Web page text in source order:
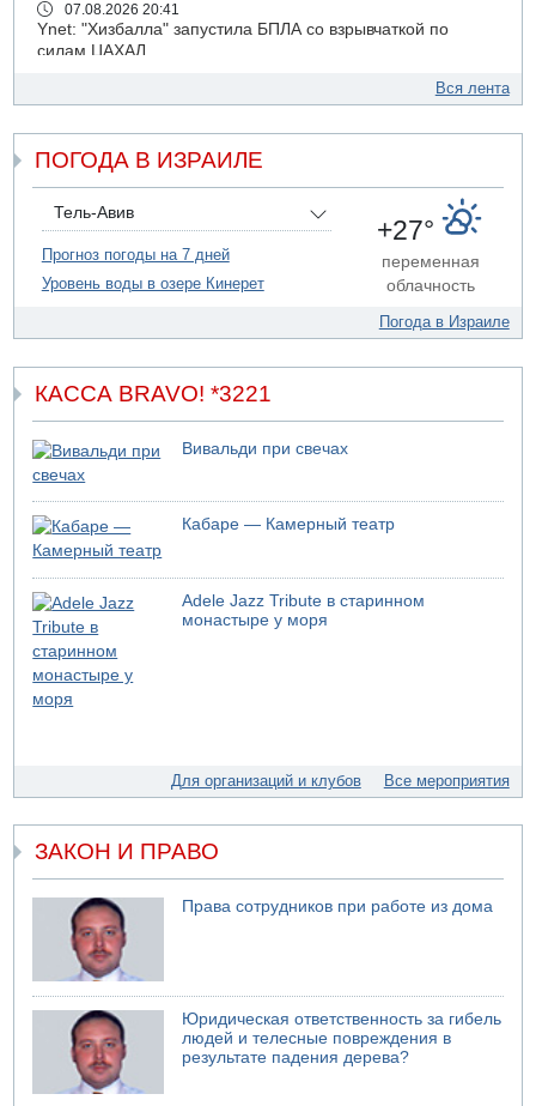
07.08.2026 20:41
Ynet: "Хизбалла" запустила БПЛА со взрывчаткой по
силам ЦАХАЛ
ДТП в Ашдоде: тяжело ранены двое маленьких детей
07.08.2026 19:14
Скончался водитель, врезавшийся в стену в
Иерусалиме
07.08.2026 17:57
Подозреваемый в домогательствах в хостеле - Гильбоа
Дахан
07.08.2026 17:55
коррупционных отношениях с Йоавом Элиаси
для уклонистов-харедим
В Иерусалиме водитель врезался в забор и серьезно
пострадал
Ливанская армия сообщила о ранении солдата
07.08.2026 13:39
Моджтаба Хаменеи в плохом состоянии
07.08.2026 11:55
Министр обороны ушел с заседания кабинета на
свадьбу
07.08.2026 11:05
Саудовская Аравия опасается нападения хуситов и
В Бат-Яме утонул мужчина
07.08.2026 06:24
Саудовская Аравия сообщает о нападении хуситов
06.08.2026 13:43
И еще иранские агенты
06.08.2026 13:13
Арестованы двое подозреваемых в стрельбе по
электрической компании
Вся лента
ПОГОДА В ИЗРАИЛЕ
Тель-Авив
Прогноз погоды на 7 дней
Уровень воды в озере Кинерет
+27°
переменная
облачность
Погода в Израиле
КАССА BRAVO! *3221
Вивальди при свечах
Кабаре — Камерный театр
Adele Jazz Tribute в старинном
монастыре у моря
Для организаций и клубов Все мероприятия
ЗАКОН И ПРАВО
Права сотрудников при работе из дома
Юридическая ответственность за гибель
людей и телесные повреждения в
результате падения дерева?